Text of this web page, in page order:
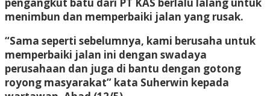
menimbun dan memperbaiki jalan yang rusak.
“Sama seperti sebelumnya, kami berusaha untuk
memperbaiki jalan ini dengan swadaya
perusahaan dan juga di bantu dengan gotong
royong masyarakat” kata Suherwin kepada